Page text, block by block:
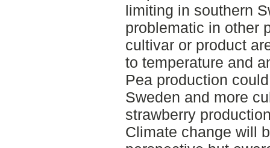
limiting in southern
problematic in other
cultivar or product
to temperature and
Pea production
Sweden and more
strawberry
Climate change will